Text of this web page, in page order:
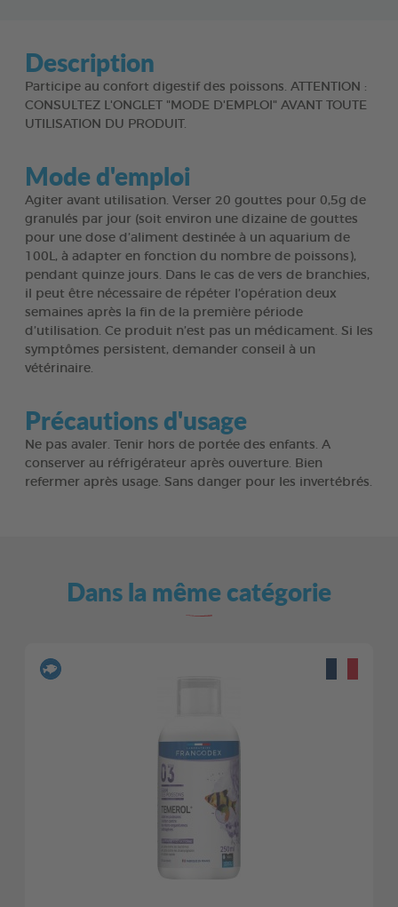
Description
Participe au confort digestif des poissons. ATTENTION :
CONSULTEZ L'ONGLET "MODE D'EMPLOI" AVANT TOUTE
UTILISATION DU PRODUIT.
Mode d'emploi
Agiter avant utilisation. Verser 20 gouttes pour 0,5g de
granulés par jour (soit environ une dizaine de gouttes
pour une dose d’aliment destinée à un aquarium de
100L, à adapter en fonction du nombre de poissons),
pendant quinze jours. Dans le cas de vers de branchies,
il peut être nécessaire de répéter l’opération deux
semaines après la fin de la première période
d’utilisation. Ce produit n’est pas un médicament. Si les
symptômes persistent, demander conseil à un
vétérinaire.
Précautions d'usage
Ne pas avaler. Tenir hors de portée des enfants. A
conserver au réfrigérateur après ouverture. Bien
refermer après usage. Sans danger pour les invertébrés.
Dans la même catégorie